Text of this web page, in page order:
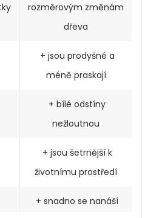
rozměrovým změnám
dřeva
+ jsou prodyšné a
méně praskají
+ bílé odstíny
nežloutnou
+ jsou šetrnější k
životnímu prostředí
+ snadno se nanáší